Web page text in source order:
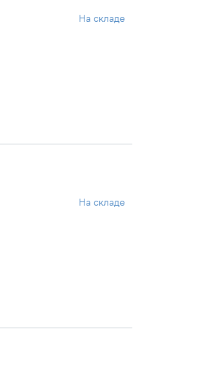
На складе
На складе